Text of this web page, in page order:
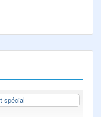
spécial